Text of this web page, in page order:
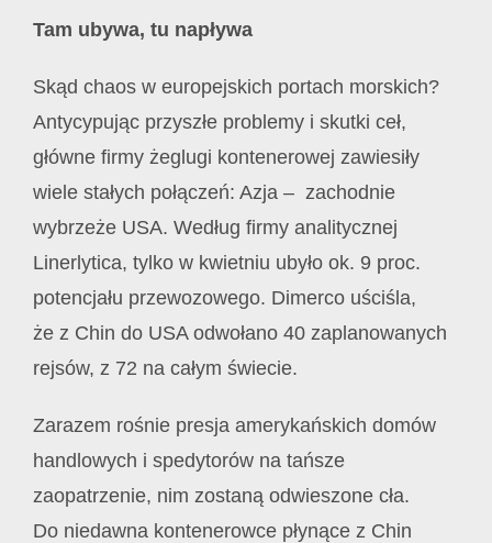
Tam ubywa, tu napływa
Skąd chaos w europejskich portach morskich?
Antycypując przyszłe problemy i skutki ceł,
główne firmy żeglugi kontenerowej zawiesiły
wiele stałych połączeń: Azja – zachodnie
wybrzeże USA. Według firmy analitycznej
Linerlytica, tylko w kwietniu ubyło ok. 9 proc.
potencjału przewozowego. Dimerco uściśla,
że z Chin do USA odwołano 40 zaplanowanych
rejsów, z 72 na całym świecie.
Zarazem rośnie presja amerykańskich domów
handlowych i spedytorów na tańsze
zaopatrzenie, nim zostaną odwieszone cła.
Do niedawna kontenerowce płynące z Chin